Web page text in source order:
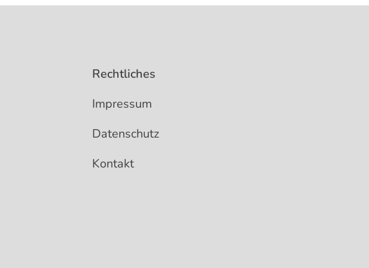
Rechtliches
Impressum
Datenschutz
Kontakt